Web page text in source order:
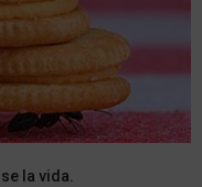
la vida.